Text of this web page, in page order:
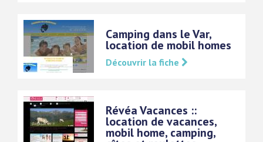
Camping dans le Var,
location de mobil homes
Découvrir la fiche
Révéa Vacances ::
location de vacances,
mobil home, camping,